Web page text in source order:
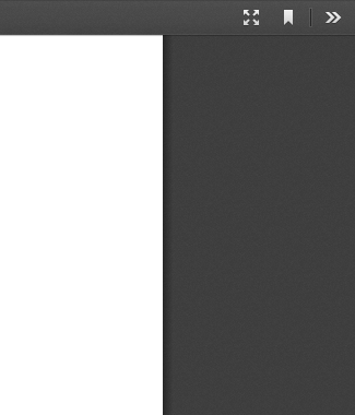
Presentation
Current